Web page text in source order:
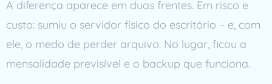
A diferença aparece em duas frentes. Em risco e
custo: sumiu o servidor físico do escritório – e, com
ele, o medo de perder arquivo. No lugar, ficou a
mensalidade previsível e o backup que funciona.